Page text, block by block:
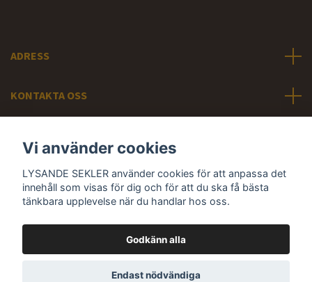
ADRESS
KONTAKTA OSS
Sociala medier
© 2026 LYSANDE SEKLER - Svunna tiders belysning
Vi använder cookies
LYSANDE SEKLER använder cookies för att anpassa det
innehåll som visas för dig och för att du ska få bästa
tänkbara upplevelse när du handlar hos oss.
Godkänn alla
Endast nödvändiga